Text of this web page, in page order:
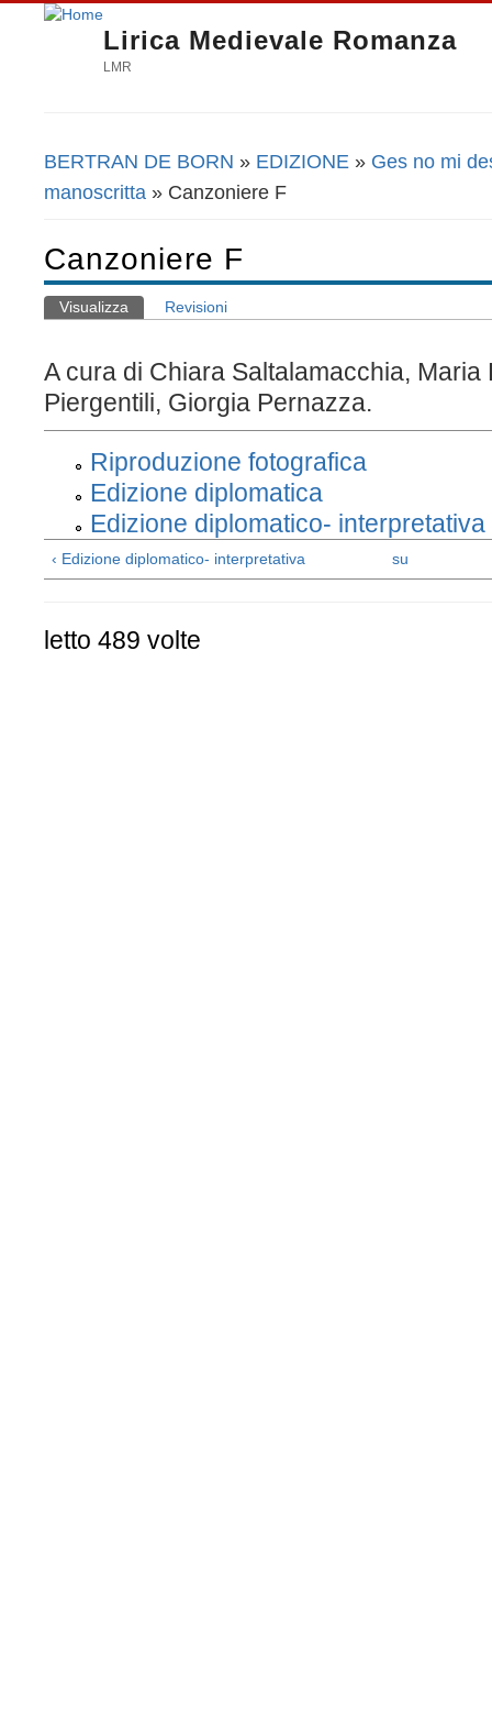
Lirica Medievale Romanza
LMR
Tu sei qui
BERTRAN DE BORN » EDIZIONE » Ges no mi
manoscritta » Canzoniere F
Canzoniere F
Schede primarie
Visualizza (scheda attiva)
Revisioni
A cura di Chiara Saltalamacchia, Maria
Piergentili, Giorgia Pernazza.
Riproduzione fotografica
Edizione diplomatica
Edizione diplomatico- interpretativa
‹ Edizione diplomatico- interpretativa su
letto 489 volte